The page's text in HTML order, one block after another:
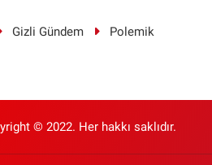
Gizli Gündem
Polemik
© 2022. Her hakkı saklıdır.